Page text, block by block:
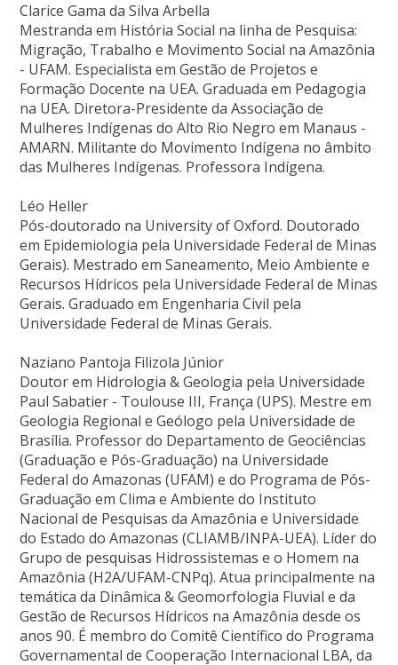
Clarice Gama da Silva Arbella
Mestranda em História Social na linha de Pesquisa:
Migração, Trabalho e Movimento Social na Amazônia
- UFAM. Especialista em Gestão de Projetos e
Formação Docente na UEA. Graduada em Pedagogia
na UEA. Diretora-Presidente da Associação de
Mulheres Indígenas do Alto Rio Negro em Manaus -
AMARN. Militante do Movimento Indígena no âmbito
das Mulheres Indígenas. Professora Indígena.
Léo Heller
Pós-doutorado na University of Oxford. Doutorado
em Epidemiologia pela Universidade Federal de Minas
Gerais). Mestrado em Saneamento, Meio Ambiente e
Recursos Hídricos pela Universidade Federal de Minas
Gerais. Graduado em Engenharia Civil pela
Universidade Federal de Minas Gerais.
Naziano Pantoja Filizola Júnior
Doutor em Hidrologia & Geologia pela Universidade
Paul Sabatier - Toulouse III, França (UPS). Mestre em
Geologia Regional e Geólogo pela Universidade de
Brasília. Professor do Departamento de Geociências
(Graduação e Pós-Graduação) na Universidade
Federal do Amazonas (UFAM) e do Programa de Pós-
Graduação em Clima e Ambiente do Instituto
Nacional de Pesquisas da Amazônia e Universidade
do Estado do Amazonas (CLIAMB/INPA-UEA). Líder do
Grupo de pesquisas Hidrossistemas e o Homem na
Amazônia (H2A/UFAM-CNPq). Atua principalmente na
temática da Dinâmica & Geomorfologia Fluvial e da
Gestão de Recursos Hídricos na Amazônia desde os
anos 90. É membro do Comitê Científico do Programa
Governamental de Cooperação Internacional LBA, da